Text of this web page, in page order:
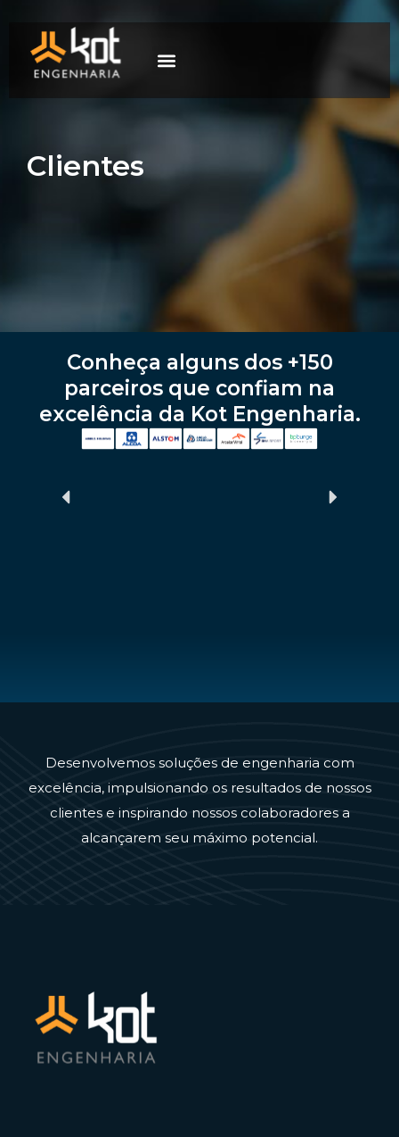
Clientes
Conheça alguns dos +150
parceiros que confiam na
excelência da Kot Engenharia.
Desenvolvemos soluções de engenharia com
excelência, impulsionando os resultados de nossos
clientes e inspirando nossos colaboradores a
alcançarem seu máximo potencial.